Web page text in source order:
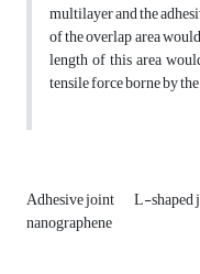
multilayer and the
of the overlap area
length of this area
tensile force borne by
Adhesive joint L-shaped
nanographene